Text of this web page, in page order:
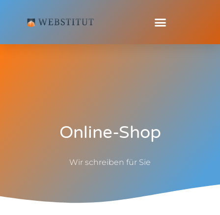
Online-Shop
Wir schreiben für Sie